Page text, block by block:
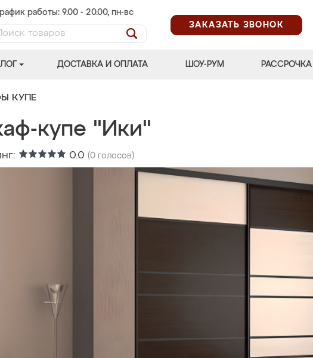
График работы: 9.00 - 20.00, пн-вс
ЗАКАЗАТЬ ЗВОНОК
ДОСТАВКА И ОПЛАТА ШОУ-РУМ РАССРОЧКА
КУПЕ
купе "Ики"
0.0 (0 голосов)